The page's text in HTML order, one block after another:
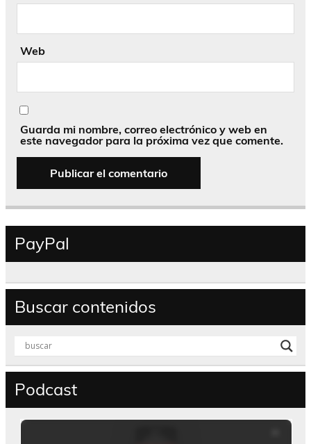
Web
Guarda mi nombre, correo electrónico y web en
este navegador para la próxima vez que comente.
PayPal
Buscar contenidos
Podcast